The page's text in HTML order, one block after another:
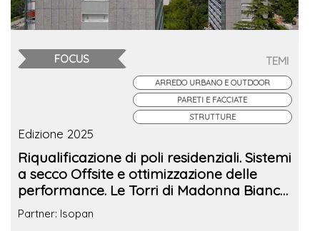
FOCUS TEMI
ARREDO URBANO E OUTDOOR
PARETI E FACCIATE
STRUTTURE
Edizione 2025
Riqualificazione di poli residenziali. Sistemi
a secco Offsite e ottimizzazione delle
performance. Le Torri di Madonna Bianca
a Trento
Partner: Isopan